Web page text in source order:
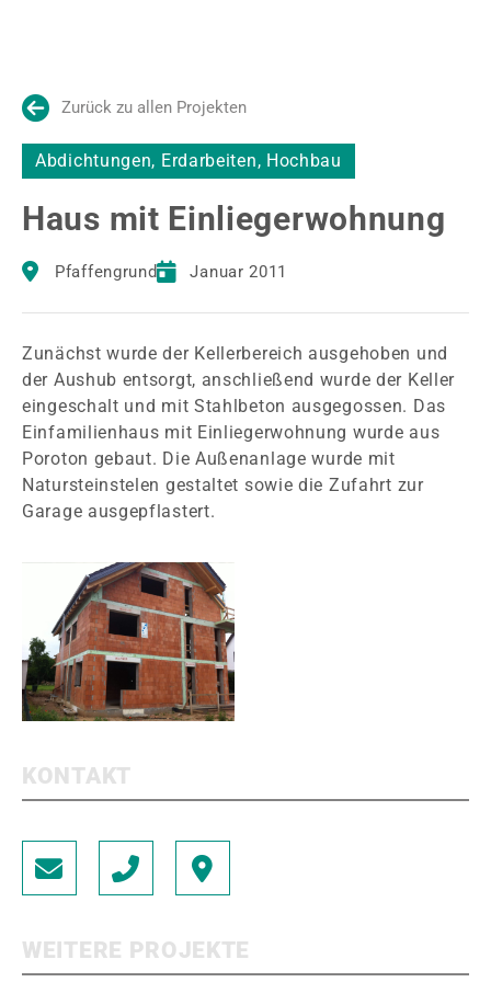
Zurück zu allen Projekten
Abdichtungen, Erdarbeiten, Hochbau
Haus mit Einliegerwohnung
Pfaffengrund Januar 2011
Zunächst wurde der Kellerbereich ausgehoben und
der Aushub entsorgt, anschließend wurde der Keller
eingeschalt und mit Stahlbeton ausgegossen. Das
Einfamilienhaus mit Einliegerwohnung wurde aus
Poroton gebaut. Die Außenanlage wurde mit
Natursteinstelen gestaltet sowie die Zufahrt zur
Garage ausgepflastert.
KONTAKT
WEITERE PROJEKTE